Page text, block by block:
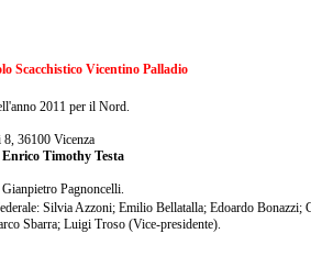
Scacchistico Vicentino Palladio
2011 per il Nord.
8, 36100 Vicenza
Enrico Timothy Testa
Pagnoncelli.
Silvia Azzoni; Emilio Bellatalla; Edoardo
Sbarra; Luigi Troso (Vice-presidente).